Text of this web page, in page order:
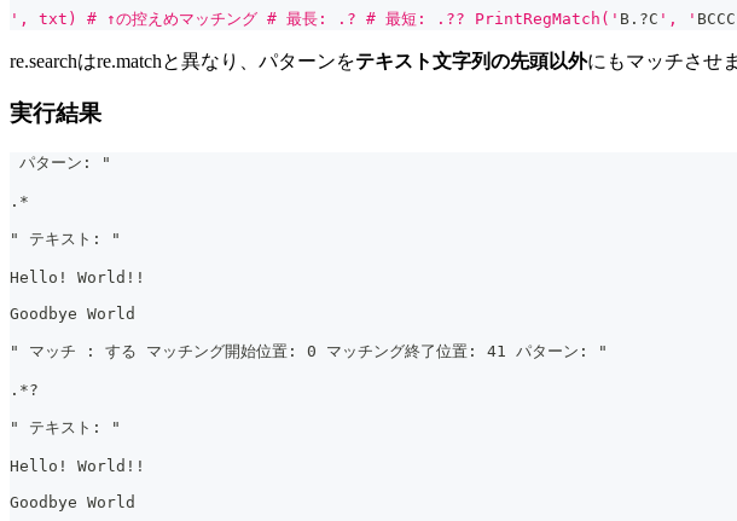
', txt) # ↑の控えめマッチング # 最長: .? # 最短: .?? PrintRegMatch(' B . ?C ', ' BCCC
re.searchはre.matchと異なり、パターンをテキスト文字列の先頭以外にもマッチさせ
実行結果
パターン: "
.*
" テキスト: "
Hello! World!!
Goodbye World
" マッチ : する マッチング開始位置: 0 マッチング終了位置: 41 パターン: "
.*?
" テキスト: "
Hello! World!!
Goodbye World